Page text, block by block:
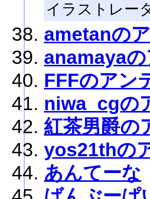
イラストレー
ametanの
anamaya
FFFのアン
niwa_cgの
紅茶男爵の
yos21thの
あんてーな